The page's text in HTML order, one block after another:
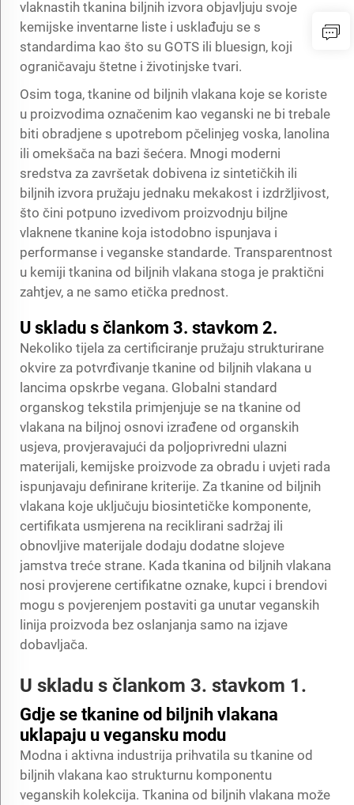
vlaknastih tkanina biljnih izvora objavljuju svoje
kemijske inventarne liste i usklađuju se s
standardima kao što su GOTS ili bluesign, koji
ograničavaju štetne i životinjske tvari.
Osim toga, tkanine od biljnih vlakana koje se koriste
u proizvodima označenim kao veganski ne bi trebale
biti obradjene s upotrebom pčelinjeg voska, lanolina
ili omekšača na bazi šećera. Mnogi moderni
sredstva za završetak dobivena iz sintetičkih ili
biljnih izvora pružaju jednaku mekakost i izdržljivost,
što čini potpuno izvedivom proizvodnju biljne
vlaknene tkanine koja istodobno ispunjava i
performanse i veganske standarde. Transparentnost
u kemiji tkanina od biljnih vlakana stoga je praktični
zahtjev, a ne samo etička prednost.
U skladu s člankom 3. stavkom 2.
Nekoliko tijela za certificiranje pružaju strukturirane
okvire za potvrđivanje tkanine od biljnih vlakana u
lancima opskrbe vegana. Globalni standard
organskog tekstila primjenjuje se na tkanine od
vlakana na biljnoj osnovi izrađene od organskih
usjeva, provjeravajući da poljoprivredni ulazni
materijali, kemijske proizvode za obradu i uvjeti rada
ispunjavaju definirane kriterije. Za tkanine od biljnih
vlakana koje uključuju biosintetičke komponente,
certifikata usmjerena na reciklirani sadržaj ili
obnovljive materijale dodaju dodatne slojeve
jamstva treće strane. Kada tkanina od biljnih vlakana
nosi provjerene certifikatne oznake, kupci i brendovi
mogu s povjerenjem postaviti ga unutar veganskih
linija proizvoda bez oslanjanja samo na izjave
dobavljača.
U skladu s člankom 3. stavkom 1.
Gdje se tkanine od biljnih vlakana
uklapaju u vegansku modu
Modna i aktivna industrija prihvatila su tkanine od
biljnih vlakana kao strukturnu komponentu
veganskih kolekcija. Tkanina od biljnih vlakana može